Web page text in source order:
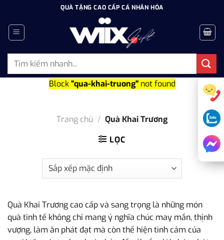
dung
QUÀ TẶNG CAO CẤP CÁ NHÂN HÓA
Tìm
Block"qua-khai-truong"not found
Trang chủ / Quà Khai Trương
LỌC
Quà Khai Trương cao cấp và sang trọng là những món
quà tinh tế không chỉ mang ý nghĩa chúc may mắn, thịnh
vượng, làm ăn phát đạt mà còn thể hiện tình cảm của